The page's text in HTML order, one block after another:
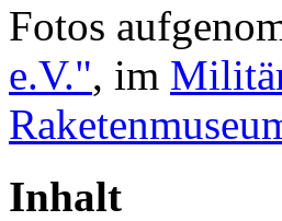
Fotos
e.V.", im
Inhalt